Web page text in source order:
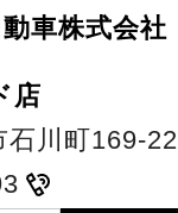
車株式会社
店
石川町169-22